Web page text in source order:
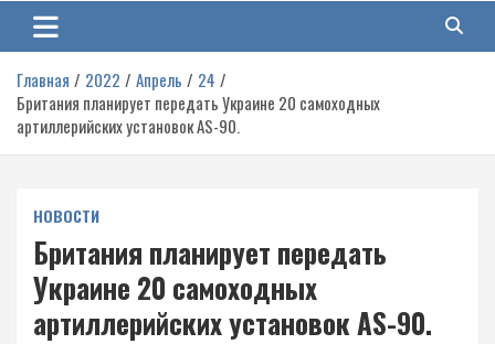
Главная 2022 Апрель
24
Британия планирует передать Украине 20 самоходных
артиллерийских установок AS-90.
НОВОСТИ
Британия планирует передать
Украине 20 самоходных
артиллерийских установок AS-90.